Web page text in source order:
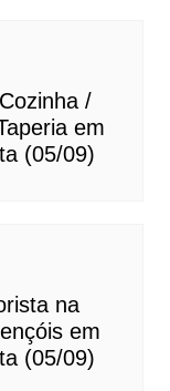
/
em
(05/09)
na
em
(05/09)